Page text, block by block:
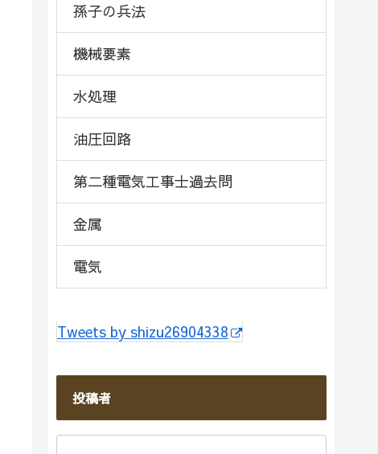
孫子の兵法
機械要素
水処理
油圧回路
第二種電気工事士過去問
金属
電気
Tweets by shizu26904338
投稿者